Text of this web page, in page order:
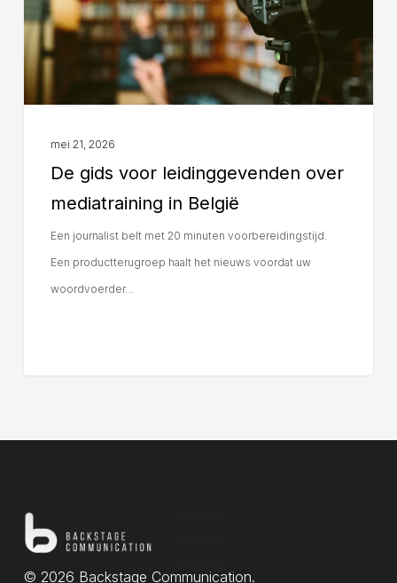
mei 21, 2026
De gids voor leidinggevenden over
mediatraining in België
Een journalist belt met 20 minuten voorbereidingstijd.
Een productterugroep haalt het nieuws voordat uw
woordvoerder…
© 2026 Backstage Communication.